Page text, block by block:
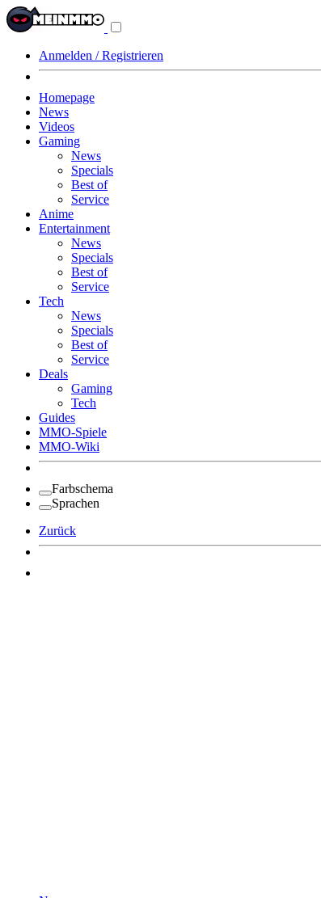
Anmelden / Registrieren
Homepage
News
Videos
Gaming
News
Specials
Best of
Service
Anime
Entertainment
News
Specials
Best of
Service
Tech
News
Specials
Best of
Service
Deals
Gaming
Tech
Guides
MMO-Spiele
MMO-Wiki
Farbschema
Sprachen
Zurück